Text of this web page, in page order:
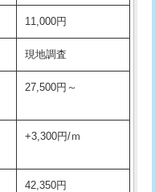
16,500円+材料費
22,000円+材料費
11,000円+材料費
13,200円
11,000円
現地調査
27,500円～
+3,300円/ｍ
42,350円